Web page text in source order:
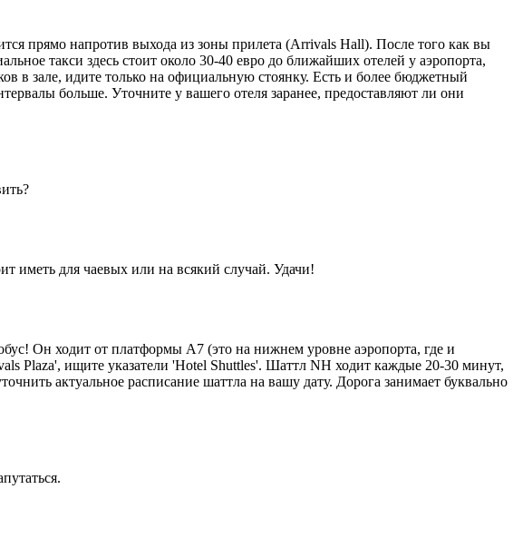
прямо напротив выхода из зоны прилета (Arrivals Hall). После того как вы
такси здесь стоит около 30-40 евро до ближайших отелей у аэропорта,
в зале, идите только на официальную стоянку. Есть и более бюджетный
больше. Уточните у вашего отеля заранее, предоставляют ли они
иметь для чаевых или на всякий случай. Удачи!
Он ходит от платформы A7 (это на нижнем уровне аэропорта, где и
Plaza', ищите указатели 'Hotel Shuttles'. Шаттл NH ходит каждые 20-30 минут,
актуальное расписание шаттла на вашу дату. Дорога занимает буквально